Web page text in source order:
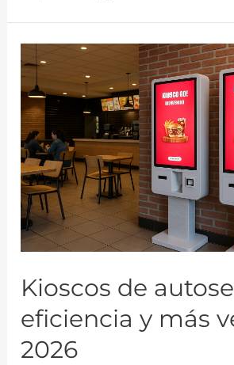
Kioscos de
eficiencia y más
2026